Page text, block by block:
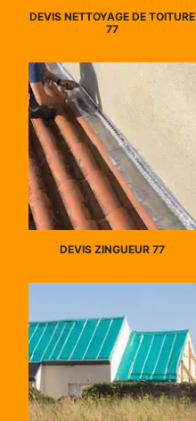
DEVIS NETTOYAGE DE TOITURE
77
DEVIS ZINGUEUR 77